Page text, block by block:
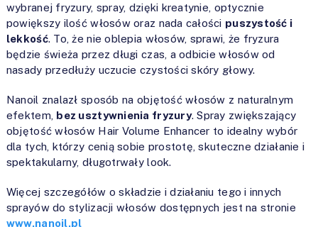
wybranej fryzury, spray, dzięki kreatynie, optycznie
powiększy ilość włosów oraz nada całości puszystość i
lekkość. To, że nie oblepia włosów, sprawi, że fryzura
będzie świeża przez długi czas, a odbicie włosów od
nasady przedłuży uczucie czystości skóry głowy.
Nanoil znalazł sposób na objętość włosów z naturalnym
efektem, bez usztywnienia fryzury. Spray zwiększający
objętość włosów Hair Volume Enhancer to idealny wybór
dla tych, którzy cenią sobie prostotę, skuteczne działanie i
spektakularny, długotrwały look.
Więcej szczegółów o składzie i działaniu tego i innych
sprayów do stylizacji włosów dostępnych jest na stronie
www.nanoil.pl